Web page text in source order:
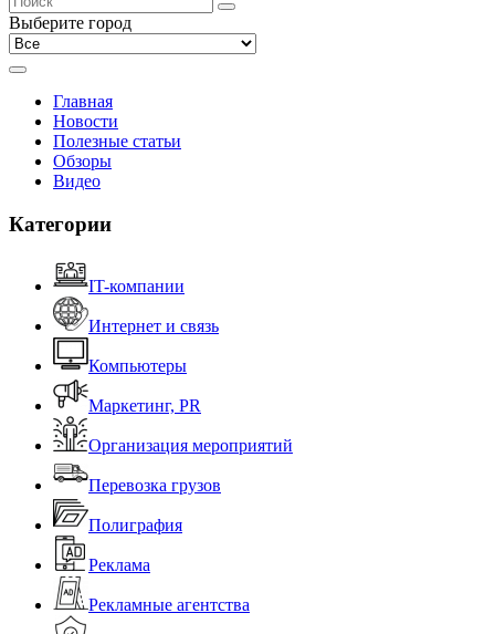
Выберите город
Главная
Новости
Полезные статьи
Обзоры
Видео
Категории
IT-компании
Интернет и связь
Компьютеры
Маркетинг, PR
Организация мероприятий
Перевозка грузов
Полиграфия
Реклама
Рекламные агентства